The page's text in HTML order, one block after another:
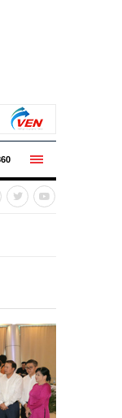
giảm phí tới